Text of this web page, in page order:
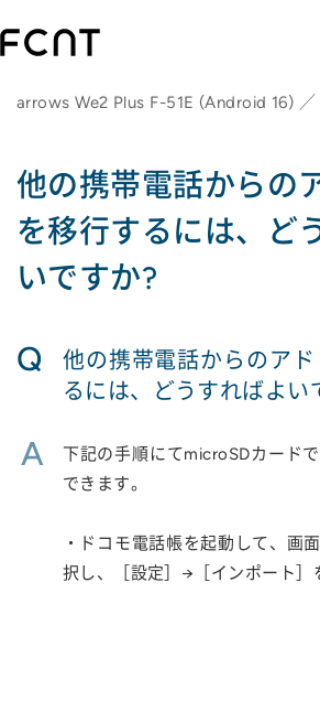
arrows We2 Plus F-51E (Android 16) ／
他の携帯電話からの
を移行するには、ど
いですか?
Q
他の携帯電話からのア
るには、どうすればよい
A
下記の手順にてmicroSDカード
できます。
・ドコモ電話帳を起動して、画
択し、［設定］→［インポート］